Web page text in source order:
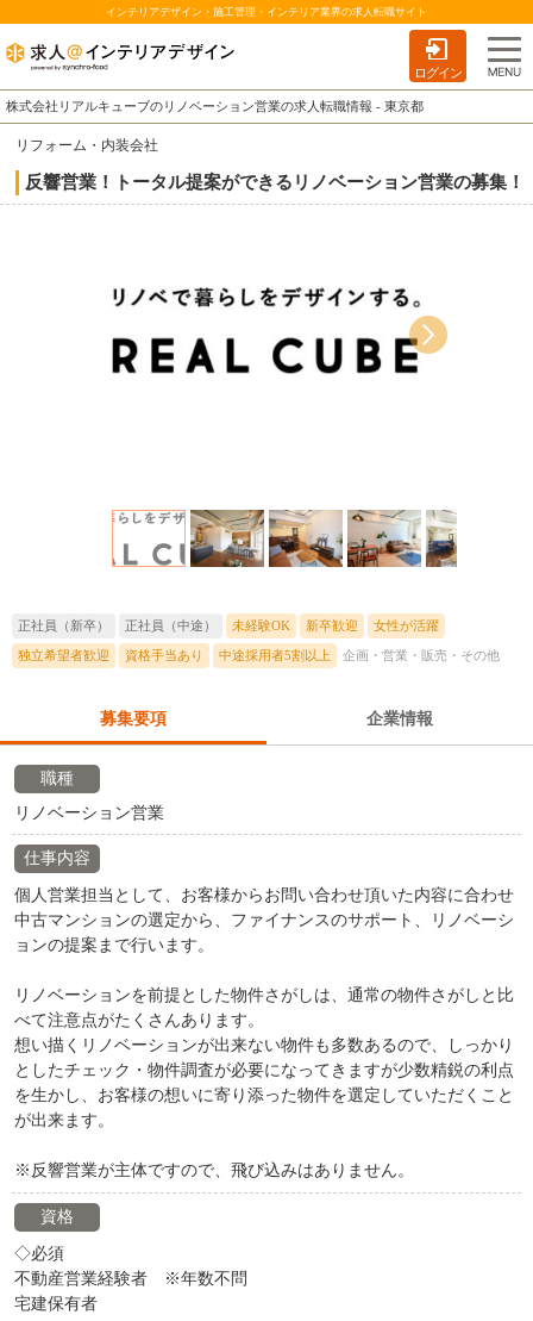
インテリアデザイン・施工管理・インテリア業界の求人転職サイト
ログイン
株式会社リアルキューブのリノベーション営業の求人転職情報 - 東京都
リフォーム・内装会社
反響営業！トータル提案ができるリノベーション営業の募集！
正社員（新卒） 正社員（中途） 未経験OK 新卒歓迎 女性が活躍
独立希望者歓迎 資格手当あり 中途採用者5割以上 企画・営業・販売・その他
募集要項 企業情報
職種
リノベーション営業
仕事内容
個人営業担当として、お客様からお問い合わせ頂いた内容に合わせ
中古マンションの選定から、ファイナンスのサポート、リノベーシ
ョンの提案まで行います。
リノベーションを前提とした物件さがしは、通常の物件さがしと比
べて注意点がたくさんあります。
想い描くリノベーションが出来ない物件も多数あるので、しっかり
としたチェック・物件調査が必要になってきますが少数精鋭の利点
を生かし、お客様の想いに寄り添った物件を選定していただくこと
が出来ます。
※反響営業が主体ですので、飛び込みはありません。
資格
◇必須
不動産営業経験者 ※年数不問
宅建保有者